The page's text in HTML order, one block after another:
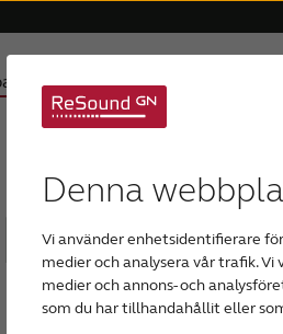
Denna
Vi använder enhetsidentifierare
medier och analysera vår trafik.
medier och annons- och
som du har tillhandahållit eller
Tinnitus hörapparater
Om nedsatt hörsel